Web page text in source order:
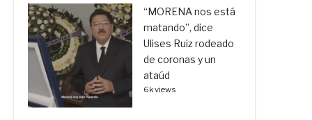
“MORENA nos está
matando”, dice
Ulises Ruiz rodeado
de coronas y un
ataúd
6k views